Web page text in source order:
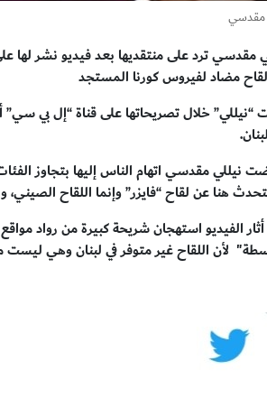
مقدسي
مقدسي ترد على منتقديها بعد فيديو نشر لها
مضاد لفيروس كورنا المستجد
“نيللي” خلال تصريحاتها على قناة “إل بي سي”
نيللي مقدسي اتهام الناس إليها بتجاوز الفئات
هنا عن لقاح “فايزر” وإنما اللقاح الصيني،
الفيديو استهجان شريحة كبيرة من رواد
لأن اللقاح غير متوفر في لبنان وهي ليست